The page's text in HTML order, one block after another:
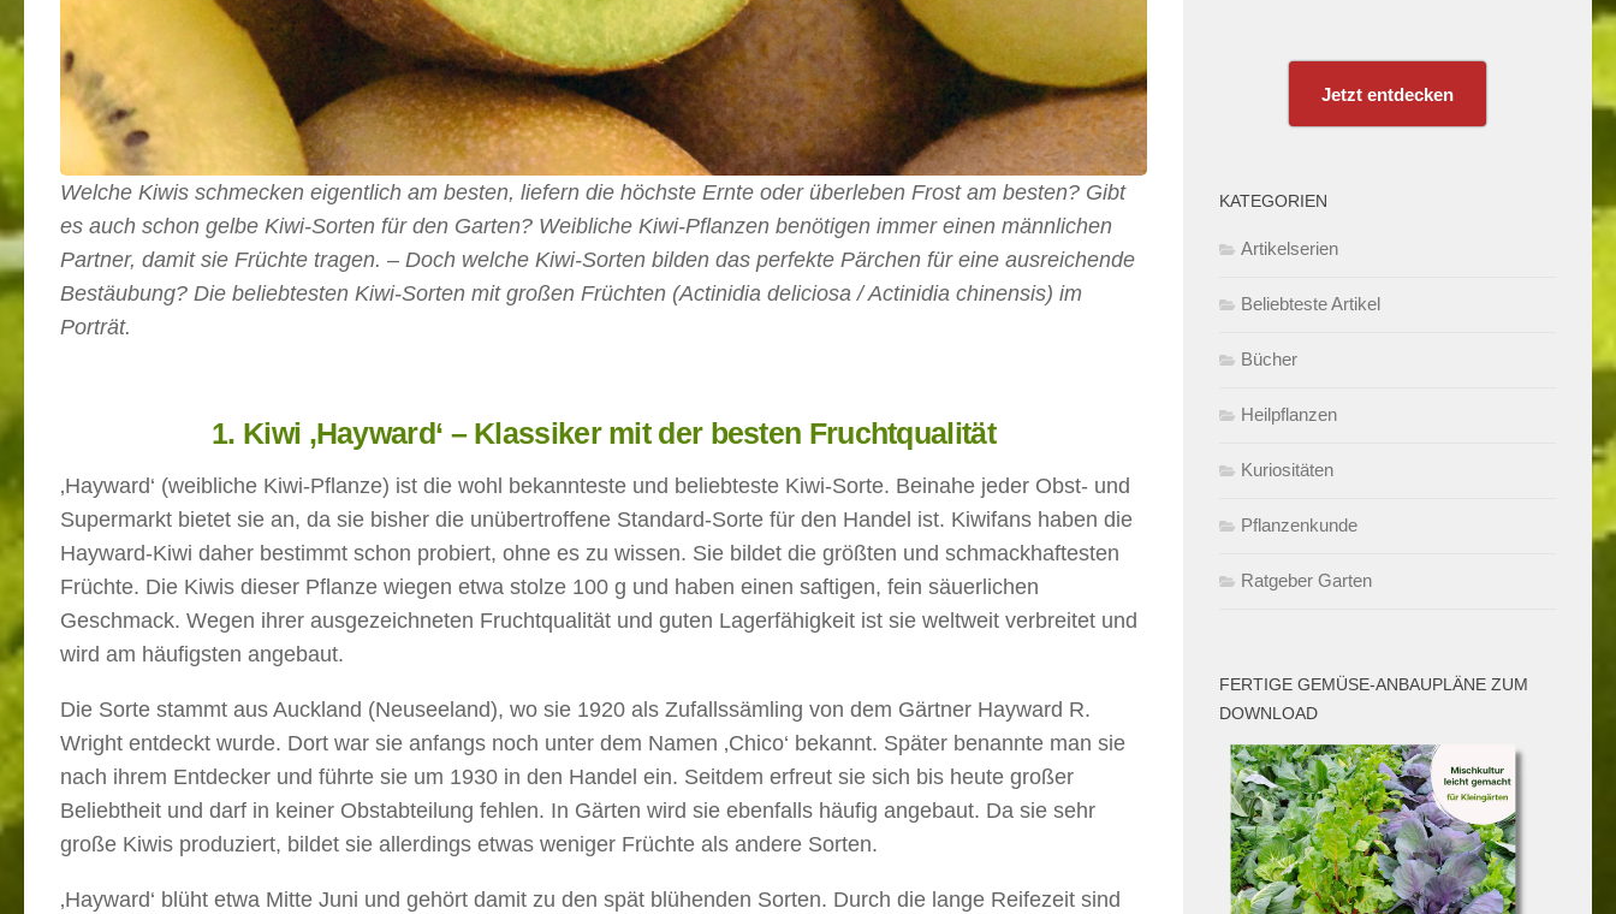
Welche Kiwis schmecken eigentlich am besten, liefern die höchste Ernte oder überleben Frost am besten? Gibt
es auch schon gelbe Kiwi-Sorten für den Garten? Weibliche Kiwi-Pflanzen benötigen immer einen männlichen
Partner, damit sie Früchte tragen. – Doch welche Kiwi-Sorten bilden das perfekte Pärchen für eine ausreichende
Bestäubung? Die beliebtesten Kiwi-Sorten mit großen Früchten (Actinidia deliciosa / Actinidia chinensis) im
Porträt.
1. Kiwi ‚Hayward‘ – Klassiker mit der besten Fruchtqualität
‚Hayward‘ (weibliche Kiwi-Pflanze) ist die wohl bekannteste und beliebteste Kiwi-Sorte. Beinahe jeder Obst- und
Supermarkt bietet sie an, da sie bisher die unübertroffene Standard-Sorte für den Handel ist. Kiwifans haben die
Hayward-Kiwi daher bestimmt schon probiert, ohne es zu wissen. Sie bildet die größten und schmackhaftesten
Früchte. Die Kiwis dieser Pflanze wiegen etwa stolze 100 g und haben einen saftigen, fein säuerlichen
Geschmack. Wegen ihrer ausgezeichneten Fruchtqualität und guten Lagerfähigkeit ist sie weltweit verbreitet und
wird am häufigsten angebaut.
Die Sorte stammt aus Auckland (Neuseeland), wo sie 1920 als Zufallssämling von dem Gärtner Hayward R.
Wright entdeckt wurde. Dort war sie anfangs noch unter dem Namen ‚Chico‘ bekannt. Später benannte man sie
nach ihrem Entdecker und führte sie um 1930 in den Handel ein. Seitdem erfreut sie sich bis heute großer
Beliebtheit und darf in keiner Obstabteilung fehlen. In Gärten wird sie ebenfalls häufig angebaut. Da sie sehr
große Kiwis produziert, bildet sie allerdings etwas weniger Früchte als andere Sorten.
‚Hayward‘ blüht etwa Mitte Juni und gehört damit zu den spät blühenden Sorten. Durch die lange Reifezeit sind
Jetzt entdecken
KATEGORIEN
Artikelserien
Beliebteste Artikel
Bücher
Heilpflanzen
Kuriositäten
Pflanzenkunde
Ratgeber Garten
FERTIGE GEMÜSE-ANBAUPLÄNE ZUM
DOWNLOAD